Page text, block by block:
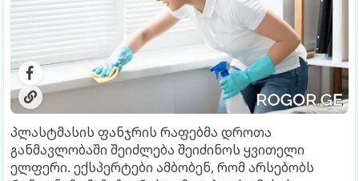
პლასტმასის ფანჯრის რაფებმა დროთა
განმავლობაში შეიძლება შეიძინოს ყვითელი
ელფერი. ექსპერტები ამბობენ, რომ არსებობს